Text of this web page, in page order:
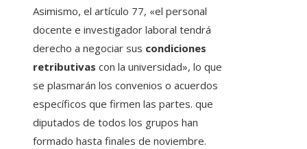
Asimismo, el artículo 77, «el personal
docente e investigador laboral tendrá
derecho a negociar sus condiciones
retributivas con la universidad», lo que
se plasmarán los convenios o acuerdos
específicos que firmen las partes. que
diputados de todos los grupos han
formado hasta finales de noviembre.